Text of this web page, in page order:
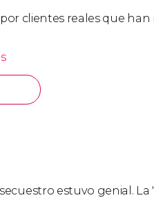
clientes reales que
estuvo genial. La